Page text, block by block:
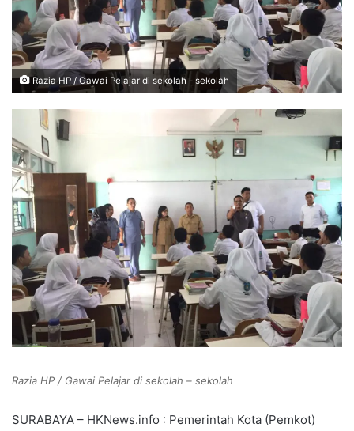
Razia HP / Gawai Pelajar di sekolah - sekolah
Razia HP / Gawai Pelajar di sekolah – sekolah
SURABAYA – HKNews.info : Pemerintah Kota (Pemkot)